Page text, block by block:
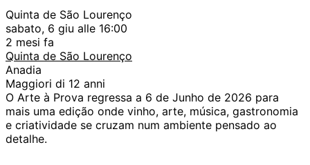
Quinta de São Lourenço
sabato, 6 giu alle 16:00
2 mesi fa
Quinta de São Lourenço
Anadia
Maggiori di 12 anni
O Arte à Prova regressa a 6 de Junho de 2026 para
mais uma edição onde vinho, arte, música, gastronomia
e criatividade se cruzam num ambiente pensado ao
detalhe.